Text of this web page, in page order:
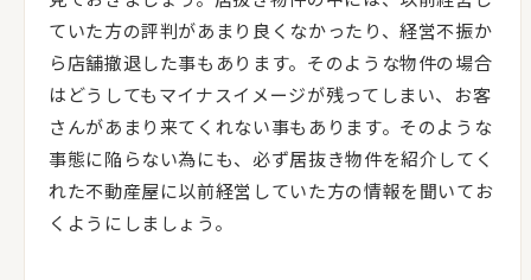
ていた方の評判があまり良くなかったり、経営不振か
ら店舗撤退した事もあります。そのような物件の場合
はどうしてもマイナスイメージが残ってしまい、お客
さんがあまり来てくれない事もあります。そのような
事態に陥らない為にも、必ず居抜き物件を紹介してく
れた不動産屋に以前経営していた方の情報を聞いてお
くようにしましょう。